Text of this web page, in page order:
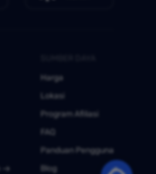
Harga
Lokasi
Program Afiliasi
FAQ
Panduan Pengguna
Blog